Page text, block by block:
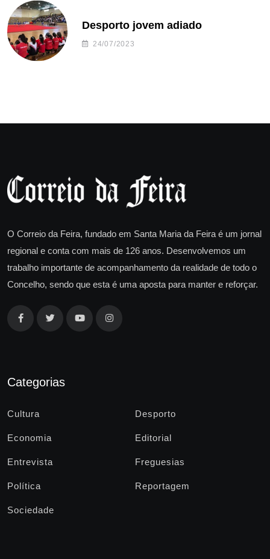
Desporto jovem adiado
24/07/2023
O Correio da Feira, fundado em Santa Maria da Feira é um jornal
regional e conta com mais de 126 anos. Desenvolvemos um
trabalho importante de acompanhamento da realidade de todo o
Concelho, sendo que esta é uma aposta para manter e reforçar.
Categorias
Cultura Desporto
Economia Editorial
Entrevista Freguesias
Política Reportagem
Sociedade